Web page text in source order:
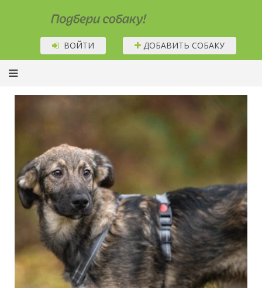
Подбери собаку!
ВОЙТИ ДОБАВИТЬ СОБАКУ